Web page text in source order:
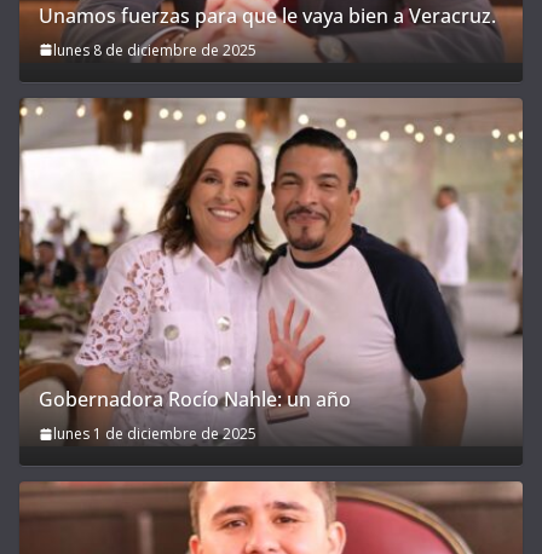
Unamos fuerzas para que le vaya bien a Veracruz.
lunes 8 de diciembre de 2025
Gobernadora Rocío Nahle: un año
lunes 1 de diciembre de 2025